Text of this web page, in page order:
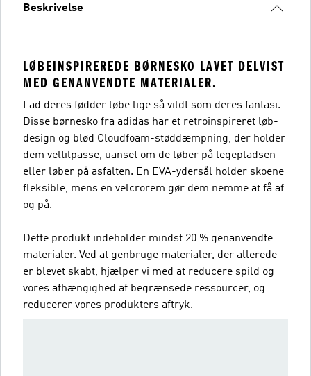
Beskrivelse
LØBEINSPIREREDE BØRNESKO LAVET DELVIST
MED GENANVENDTE MATERIALER.
Lad deres fødder løbe lige så vildt som deres fantasi.
Disse børnesko fra adidas har et retroinspireret løb-
design og blød Cloudfoam-støddæmpning, der holder
dem veltilpasse, uanset om de løber på legepladsen
eller løber på asfalten. En EVA-ydersål holder skoene
fleksible, mens en velcrorem gør dem nemme at få af
og på.
Dette produkt indeholder mindst 20 % genanvendte
materialer. Ved at genbruge materialer, der allerede
er blevet skabt, hjælper vi med at reducere spild og
vores afhængighed af begrænsede ressourcer, og
reducerer vores produkters aftryk.